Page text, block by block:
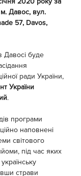
Давос, вул.
57, Davos,
Давосі буде
ради України,
України
.
програми
наповнені
світового
під час яких
страви